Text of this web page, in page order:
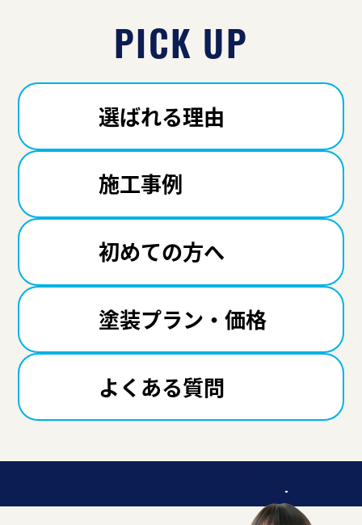
PICK UP
選ばれる理由
施工事例
初めての方へ
塗装プラン・価格
よくある質問
迷ったら聞いてみよう！